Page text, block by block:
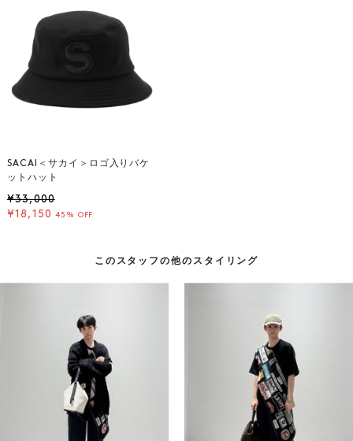
SACAI＜サカイ＞ロゴ入りバケ
ットハット
¥33,000
¥18,150 45% OFF
このスタッフの他のスタイリング